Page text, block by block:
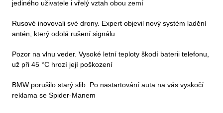
jediného uživatele i vřelý vztah obou zemí
Rusové inovovali své drony. Expert objevil nový systém ladění
antén, který odolá rušení signálu
Pozor na vlnu veder. Vysoké letní teploty škodí baterii telefonu,
už při 45 °C hrozí její poškození
BMW porušilo starý slib. Po nastartování auta na vás vyskočí
reklama se Spider-Manem